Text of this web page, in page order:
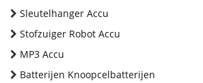
Sleutelhanger Accu
Stofzuiger Robot Accu
MP3 Accu
Batterijen Knoopcelbatterijen